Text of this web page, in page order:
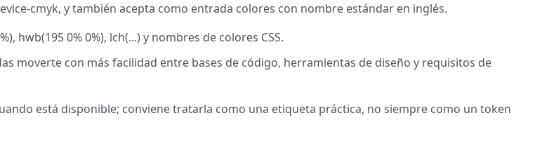
cmyk, y también acepta como entrada colores con nombre estándar en inglés.
hwb(195 0% 0%), lch(...) y nombres de colores CSS.
moverte con más facilidad entre bases de código, herramientas de diseño y requisitos de
está disponible; conviene tratarla como una etiqueta práctica, no siempre como un token